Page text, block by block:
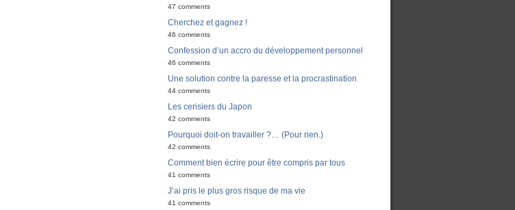
47 comments
Cherchez et gagnez !
46 comments
Confession d’un accro du développement personnel
46 comments
Une solution contre la paresse et la procrastination
44 comments
Les cerisiers du Japon
42 comments
Pourquoi doit-on travailler ?… (Pour rien.)
42 comments
Comment bien écrire pour être compris par tous
41 comments
J’ai pris le plus gros risque de ma vie
41 comments